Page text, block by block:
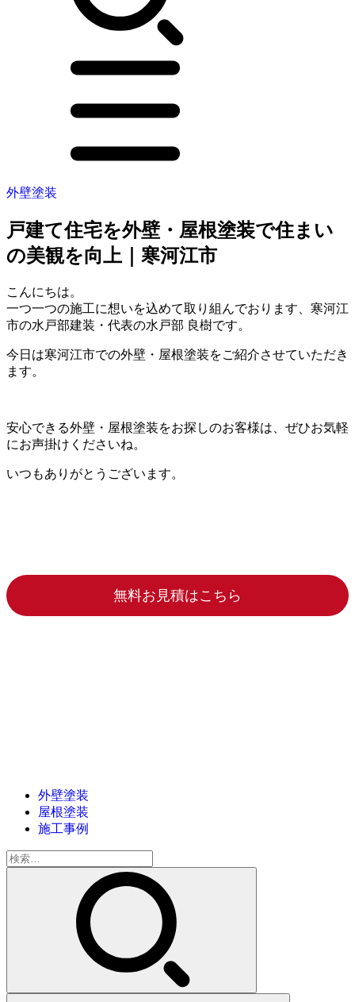
外壁塗装
戸建て住宅を外壁・屋根塗装で住まい
の美観を向上｜寒河江市
こんにちは。
一つ一つの施工に想いを込めて取り組んでおります、寒河江
市の水戸部建装・代表の水戸部 良樹です。
今日は寒河江市での外壁・屋根塗装をご紹介させていただき
ます。
安心できる外壁・屋根塗装をお探しのお客様は、ぜひお気軽
にお声掛けくださいね。
いつもありがとうございます。
無料お見積はこちら
外壁塗装
屋根塗装
施工事例
検
索: